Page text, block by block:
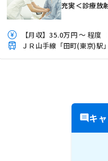
充実＜診療放
【月収】35.0万円 ～ 程
ＪＲ山手線「田町(東京)駅
キ